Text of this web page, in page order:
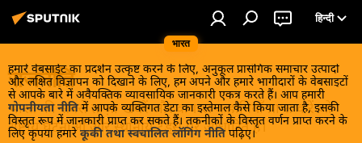
भारत
हिन्दी
हमारे वेबसाईट का प्रदर्शन उत्कृष्ट करने के लिए, अनुकूल प्रासंगिक समाचार उत्पादों
और लक्षित विज्ञापन को दिखाने के लिए, हम अपने और हमारे भागीदारों के वेबसाइटों
से आपके बारे में अवैयक्तिक व्यावसायिक जानकारी एकत्र करते हैं। आप हमारी
गोपनीयता नीति में आपके व्यक्तिगत डेटा का इस्तेमाल कैसे किया जाता है, इसकी
विस्तृत रूप में जानकारी प्राप्त कर सकते हैं। तकनीकों के विस्तृत वर्णन प्राप्त करने के
लिए कृपया हमारे कूकी तथा स्वचालित लॉगिंग नीति पढ़िए।
राजनीति
भारत की सबसे ताज़ा खबरें और वायरल कहानियाँ प्राप्त करें जो
राष्ट्रीय घटनाओं और स्थानीय ट्रेंड्स पर आधारित हैं।